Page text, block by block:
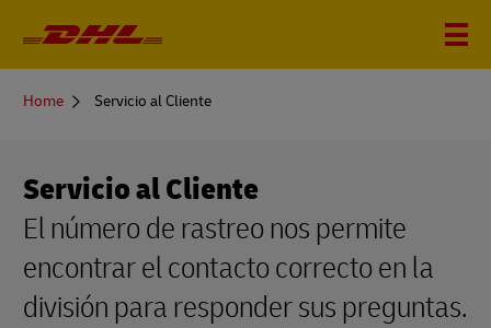
You
Home Servicio al Cliente
Servicio al Cliente
El número de rastreo nos permite
encontrar el contacto correcto en la
división para responder sus preguntas.